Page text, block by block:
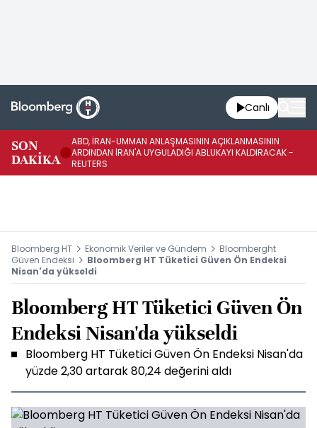
Canlı
SON
DAKİKA
ABD, İRAN-UMMAN ANLAŞMASININ AÇIKLANMASININ
ARDINDAN İRAN'A UYGULADIĞI ABLUKAYI KALDIRACAK -
REUTERS
Bloomberg HT Ekonomik Veriler ve Gündem
Bloomberght
Güven Endeksi
Bloomberg HT Tüketici Güven Ön Endeksi
Nisan'da yükseldi
Bloomberg HT Tüketici Güven Ön
Endeksi Nisan'da yükseldi
Bloomberg HT Tüketici Güven Ön Endeksi Nisan'da
yüzde 2,30 artarak 80,24 değerini aldı